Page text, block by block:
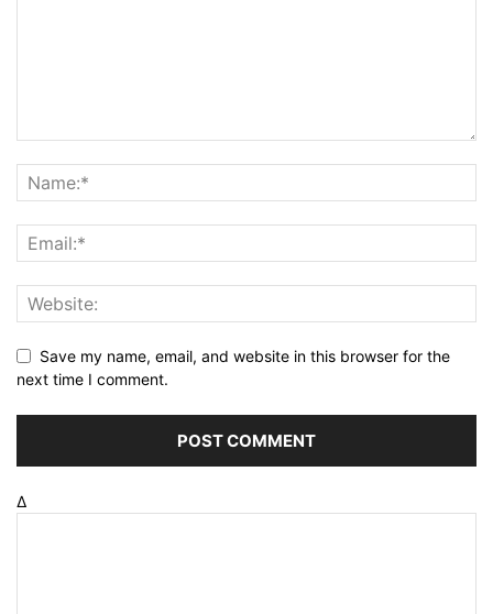
Save my name, email, and website in this browser for the
next time I comment.
Δ